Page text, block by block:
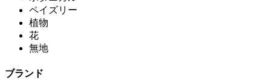
ペイズリー
植物
花
無地
ブランド